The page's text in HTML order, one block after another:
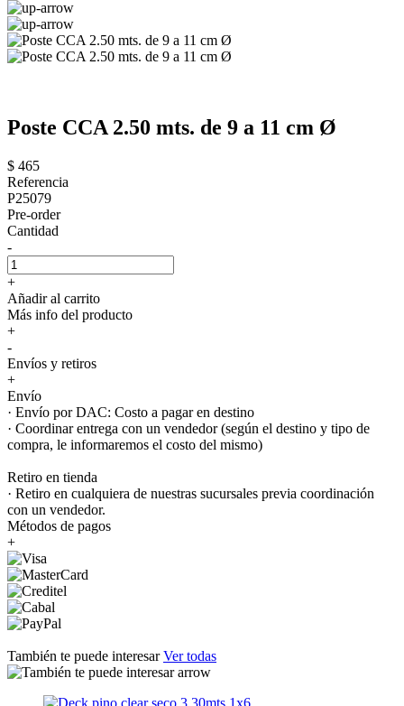
Poste CCA 2.50 mts. de 9 a 11 cm Ø
$ 465
Referencia
P25079
Pre-order
Cantidad
-
+
Añadir al carrito
Más info del producto
+
-
Envíos y retiros
+
Envío
· Envío por DAC: Costo a pagar en destino
· Coordinar entrega con un vendedor (según el destino y tipo de
compra, le informaremos el costo del mismo)
Retiro en tienda
· Retiro en cualquiera de nuestras sucursales previa coordinación
con un vendedor.
Métodos de pagos
+
También te puede interesarVer todas